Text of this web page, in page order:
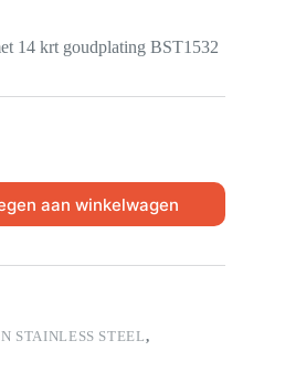
14 krt goudplating BST1532
aan winkelwagen
STAINLESS STEEL,